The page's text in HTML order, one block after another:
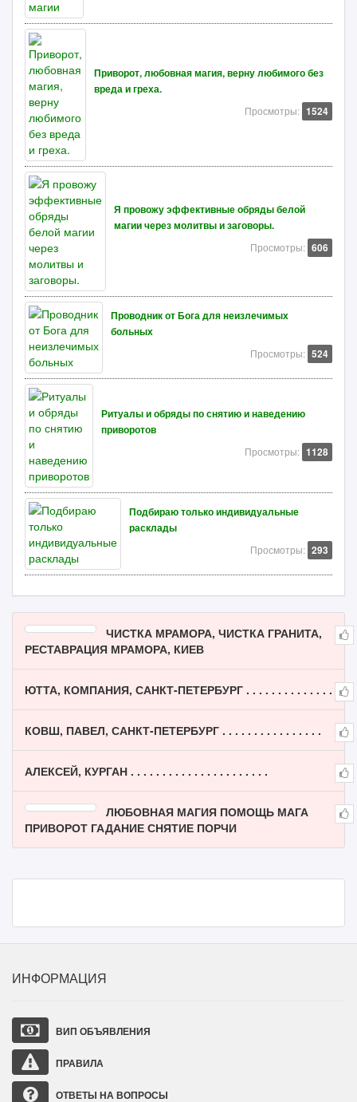
Приворот, любовная магия, верну любимого без
вреда и греха.
Просмотры: 1524
Я провожу эффективные обряды белой
магии через молитвы и заговоры.
Просмотры: 606
Проводник от Бога для неизлечимых
больных
Просмотры: 524
Ритуалы и обряды по снятию и наведению
приворотов
Просмотры: 1128
Подбираю только индивидуальные
расклады
Просмотры: 293
ЧИСТКА МРАМОРА, ЧИСТКА ГРАНИТА,
РЕСТАВРАЦИЯ МРАМОРА, КИЕВ
ЮТТА, КОМПАНИЯ, САНКТ-ПЕТЕРБУРГ . . . . . . . . . . . . . .
КОВШ, ПАВЕЛ, САНКТ-ПЕТЕРБУРГ . . . . . . . . . . . . . . . .
АЛЕКСЕЙ, КУРГАН . . . . . . . . . . . . . . . . . . . . . .
ЛЮБОВНАЯ МАГИЯ ПОМОЩЬ МАГА
ПРИВОРОТ ГАДАНИЕ СНЯТИЕ ПОРЧИ
ИНФОРМАЦИЯ
ВИП ОБЪЯВЛЕНИЯ
ПРАВИЛА
ОТВЕТЫ НА ВОПРОСЫ